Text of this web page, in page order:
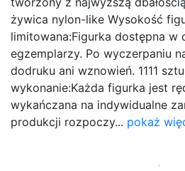
żywica nylon-like Wysokość
limitowana:Figurka dostępna w
egzemplarzy. Po wyczerpaniu
dodruku ani wznowień. 1111
wykonanie:Każda figurka jest
wykańczana na indywidualne
produkcji rozpoczy... pokaż